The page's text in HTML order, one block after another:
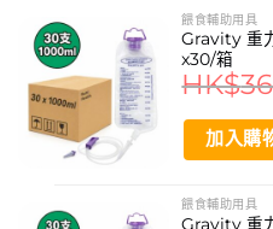
餵食輔助用具
Gravity 重
x30/箱
HK$
加入購
餵食輔助用具
Gravity 重